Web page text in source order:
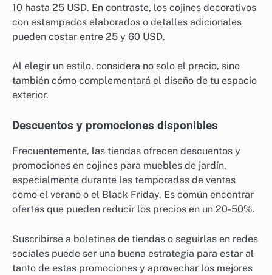
10 hasta 25 USD. En contraste, los cojines decorativos
con estampados elaborados o detalles adicionales
pueden costar entre 25 y 60 USD.
Al elegir un estilo, considera no solo el precio, sino
también cómo complementará el diseño de tu espacio
exterior.
Descuentos y promociones disponibles
Frecuentemente, las tiendas ofrecen descuentos y
promociones en cojines para muebles de jardín,
especialmente durante las temporadas de ventas
como el verano o el Black Friday. Es común encontrar
ofertas que pueden reducir los precios en un 20-50%.
Suscribirse a boletines de tiendas o seguirlas en redes
sociales puede ser una buena estrategia para estar al
tanto de estas promociones y aprovechar los mejores